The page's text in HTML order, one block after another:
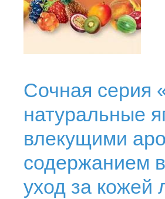
Сочная серия
натуральные
влекущими
содержанием
уход за кожей